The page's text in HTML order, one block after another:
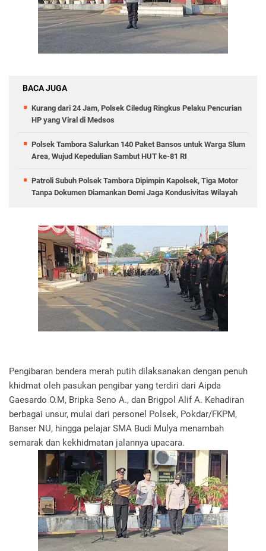
BACA JUGA
Kurang dari 24 Jam, Polsek Ciledug Ringkus Pelaku Pencurian
HP yang Viral di Medsos
Polsek Tambora Salurkan 140 Paket Bansos untuk Warga Slum
Area, Wujud Kepedulian Sambut HUT ke-81 RI
Patroli Subuh Polsek Tambora Dipimpin Kapolsek, Tiga Motor
Tanpa Dokumen Diamankan Demi Jaga Kondusivitas Wilayah
Pengibaran bendera merah putih dilaksanakan dengan penuh
khidmat oleh pasukan pengibar yang terdiri dari Aipda
Gaesardo O.M, Bripka Seno A., dan Brigpol Alif A. Kehadiran
berbagai unsur, mulai dari personel Polsek, Pokdar/FKPM,
Banser NU, hingga pelajar SMA Budi Mulya menambah
semarak dan kekhidmatan jalannya upacara.